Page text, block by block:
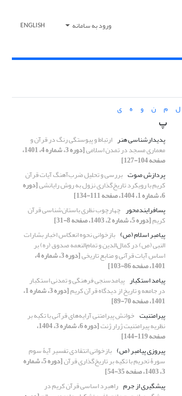
ورود به سامانه ENGLISH
ل م ن و ه ی
پ
پدیدارشناسی هنر ارتباط و پیوستگی رنگ در قرآن و
معماری مسجد در تمدن اسلامی [دوره 3، شماره 4، 1401،
صفحه 104-127]
پردازش صوت بررسی و تحلیل ضرب‌آهنگ آیات قرآن
کریم با رویکرد تاریخ‌گذاری نزول به روش رایانشی[دوره
6، شماره 1، 1404، صفحه 111-134]
پسافرایندمحور چهارچوب نظری باستان‌شناسی قرآن
کریم[دوره 5، شماره 2، 1403، صفحه 8-31]
پیامبر اسلام (ص) بازخوانی نحوه انعکاس اخبار بشارات
النبی (ص) در کمال‌الدین و تمام‌النعمه صدوق (ره) بر
اساس آیات قرآنی و منابع تاریخی [دوره 3، شماره 4،
1401، صفحه 86-103]
پیامد استکبار پیامدسنجی فرهنگی و تمدنی استکبار
در جامعه و تاریخ از دیدگاه قرآن کریم [دوره 3، شماره 1،
1401، صفحه 70-89]
پیرامتنیت خوانش پیرامتنی آرایه‌های قرآنی با تکیه بر
نظریه پیرامتنیت ژرار ژنت [دوره 6، شماره 3، 1404،
صفحه 119-144]
پیروزی پیامبر (ص) بازخوانی انتقادی تفسیر آیۀ سوم
سورۀ تحریم با تکیه بر تاریخ‌گذاری قرآن [دوره 5، شماره
3، 1403، صفحه 35-54]
پیشگیری از جرم راهبرد اساسی قرآن کریم در